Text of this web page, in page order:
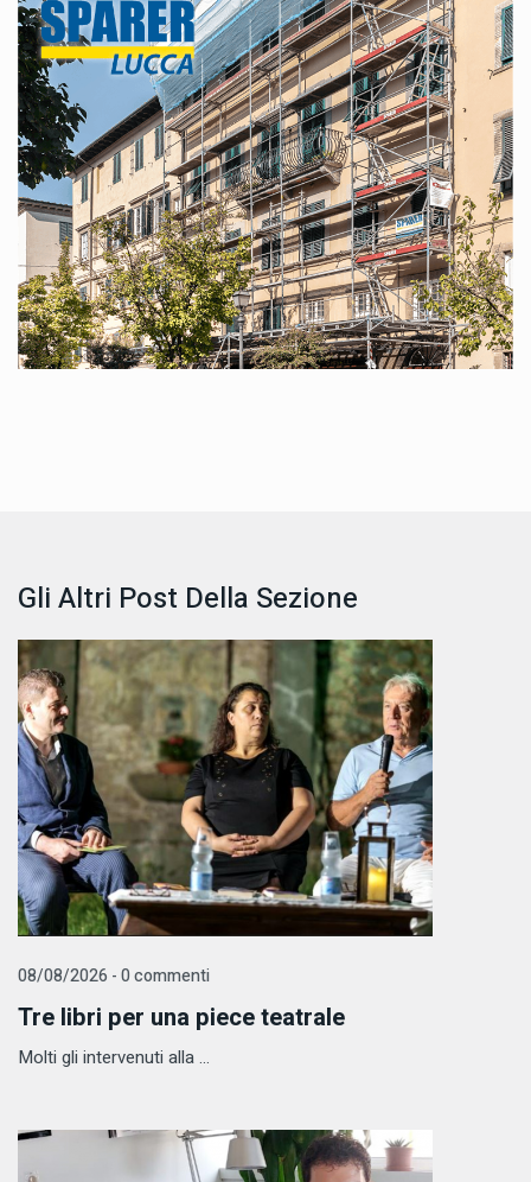
Gli Altri Post Della Sezione
08/08/2026 - 0 commenti
Tre libri per una piece teatrale
Molti gli intervenuti alla ...